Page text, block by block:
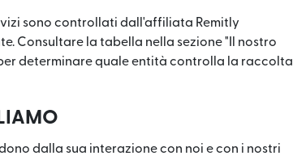
sono controllati dall'affiliata Remitly
Consultare la tabella nella sezione "Il nostro
determinare quale entità controlla la raccolta
dalla sua interazione con noi e con i nostri